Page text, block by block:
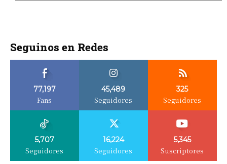
Seguinos en Redes
77,197
Fans
45,489
Seguidores
325
Seguidores
5,707
Seguidores
16,224
Seguidores
5,345
Suscriptores